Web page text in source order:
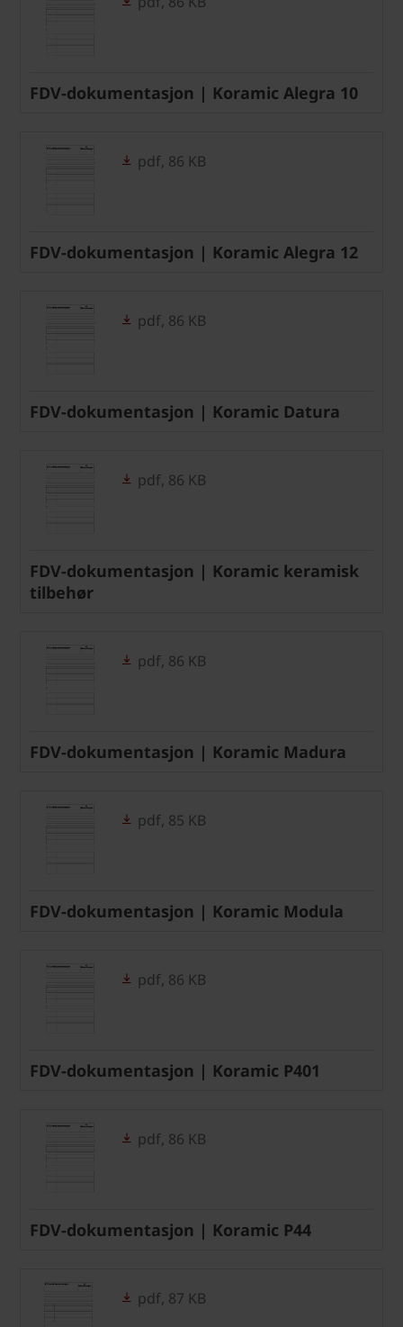
FDV-dokumentasjon | Koramic Alegra 10
pdf, 86 KB
FDV-dokumentasjon | Koramic Alegra 12
pdf, 86 KB
FDV-dokumentasjon | Koramic Datura
pdf, 86 KB
FDV-dokumentasjon | Koramic keramisk
tilbehør
pdf, 86 KB
FDV-dokumentasjon | Koramic Madura
pdf, 85 KB
FDV-dokumentasjon | Koramic Modula
pdf, 86 KB
FDV-dokumentasjon | Koramic P401
pdf, 86 KB
FDV-dokumentasjon | Koramic P44
pdf, 87 KB